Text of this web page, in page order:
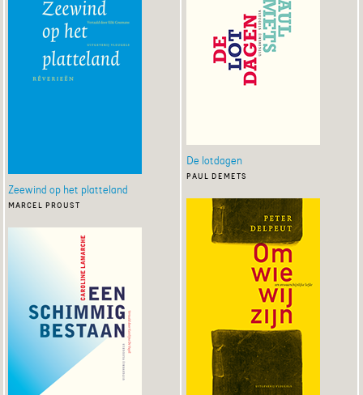
Zeewind op het platteland
marcel proust
De lotdagen
paul demets